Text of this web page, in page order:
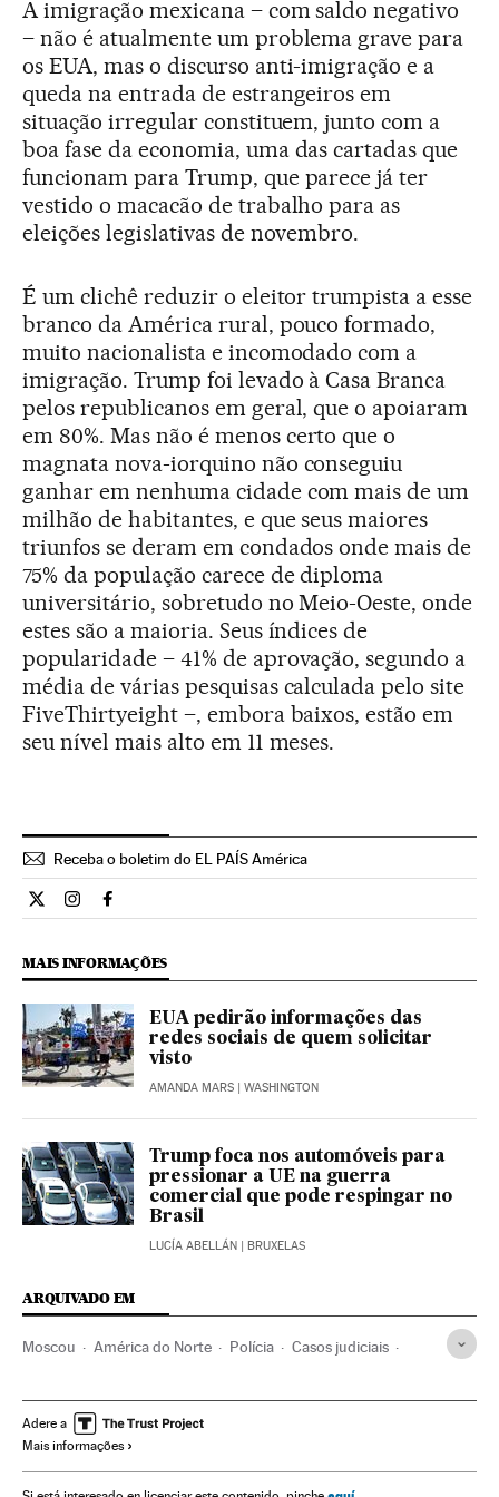
A imigração mexicana – com saldo negativo
– não é atualmente um problema grave para
os EUA, mas o discurso anti-imigração e a
queda na entrada de estrangeiros em
situação irregular constituem, junto com a
boa fase da economia, uma das cartadas que
funcionam para Trump, que parece já ter
vestido o macacão de trabalho para as
eleições legislativas de novembro.
É um clichê reduzir o eleitor trumpista a esse
branco da América rural, pouco formado,
muito nacionalista e incomodado com a
imigração. Trump foi levado à Casa Branca
pelos republicanos em geral, que o apoiaram
em 80%. Mas não é menos certo que o
magnata nova-iorquino não conseguiu
ganhar em nenhuma cidade com mais de um
milhão de habitantes, e que seus maiores
triunfos se deram em condados onde mais de
75% da população carece de diploma
universitário, sobretudo no Meio-Oeste, onde
estes são a maioria. Seus índices de
popularidade – 41% de aprovação, segundo a
média de várias pesquisas calculada pelo site
FiveThirtyeight –, embora baixos, estão em
seu nível mais alto em 11 meses.
Receba o boletim do EL PAÍS América
Internacional El País Brasil en Twitter
Internacional El País Brasil en Instagram
Internacional El País Brasil en Facebook
MAIS INFORMAÇÕES
EUA pedirão informações das
redes sociais de quem solicitar
visto
AMANDA MARS | WASHINGTON
Trump foca nos automóveis para
pressionar a UE na guerra
comercial que pode respingar no
Brasil
LUCÍA ABELLÁN | BRUXELAS
ARQUIVADO EM
Moscou América do Norte Polícia Casos judiciais
Administração Estado Empresas
Administração pública
Adere a
Mais informações